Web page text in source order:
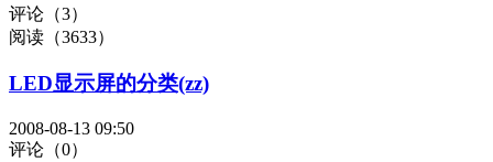
评论（3）
阅读（3633）
LED显示屏的分类(zz)
2008-08-13 09:50
评论（0）